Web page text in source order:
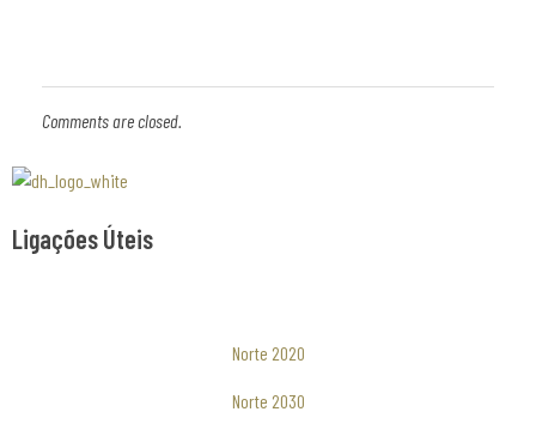
Comments are closed.
Ligações Úteis
Norte 2020
Norte 2030